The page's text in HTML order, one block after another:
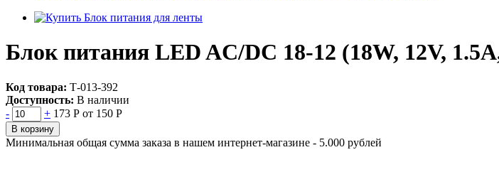
Блок питания LED AC/DC 18-12 (18W, 12V,
Код товара: Т-013-392
Доступность: В наличии
-
+ 173 Р от 150 Р
В корзину
Минимальная общая сумма заказа в нашем интернет-магазине - 5.000 рублей